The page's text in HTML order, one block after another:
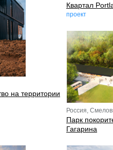
на территории
Квартал
проект
Россия,
Парк
Гагарина